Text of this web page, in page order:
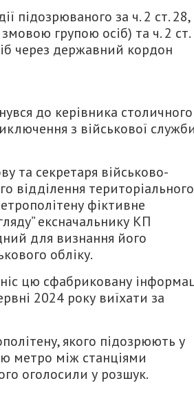
підозрюваного за ч. 2 ст. 28,
групою осіб) та ч. 2 ст.
через державний кордон
до керівника столичного
з військової
та секретаря військово-
відділення територіального
фіктивне
ексначальнику КП
для визнання його
обліку.
цю сфабриковану
2024 року виїхати за
якого підозрюють у
метро між станціями
оголосили у розшук.